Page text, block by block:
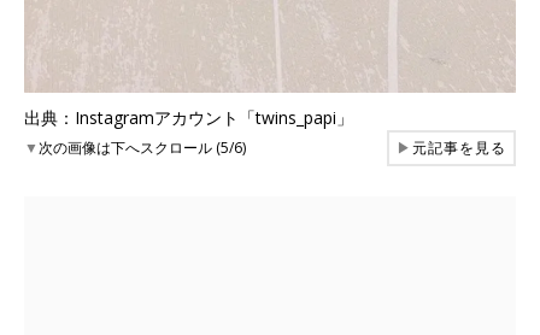
出典：Instagramアカウント「twins_papi」
▼次の画像は下へスクロール (5/6) ▶元記事を見る